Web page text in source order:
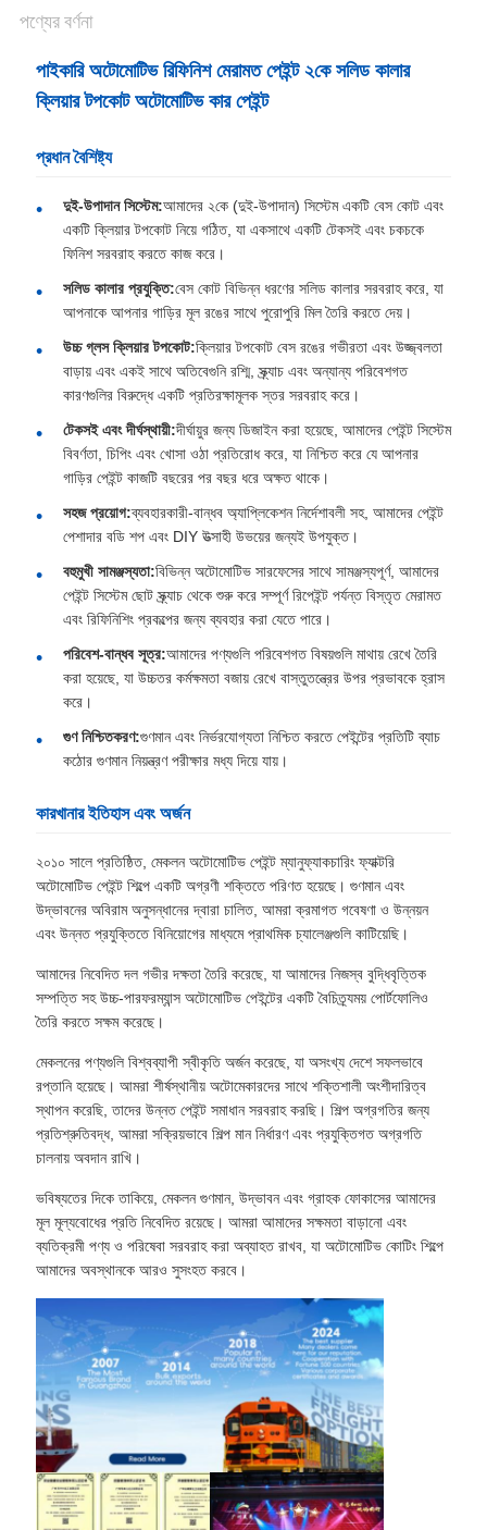
নীতি
পণ্যের বর্ণনা
পাইকারি অটোমোটিভ রিফিনিশ মেরামত পেইন্ট ২কে সলিড কালার
ক্লিয়ার টপকোট অটোমোটিভ কার পেইন্ট
প্রধান বৈশিষ্ট্য
দুই-উপাদান সিস্টেম:আমাদের ২কে (দুই-উপাদান) সিস্টেম একটি বেস কোট এবং
একটি ক্লিয়ার টপকোট নিয়ে গঠিত, যা একসাথে একটি টেকসই এবং চকচকে
ফিনিশ সরবরাহ করতে কাজ করে।
সলিড কালার প্রযুক্তি:বেস কোট বিভিন্ন ধরণের সলিড কালার সরবরাহ করে, যা
আপনাকে আপনার গাড়ির মূল রঙের সাথে পুরোপুরি মিল তৈরি করতে দেয়।
উচ্চ গ্লস ক্লিয়ার টপকোট:ক্লিয়ার টপকোট বেস রঙের গভীরতা এবং উজ্জ্বলতা
বাড়ায় এবং একই সাথে অতিবেগুনি রশ্মি, স্ক্র্যাচ এবং অন্যান্য পরিবেশগত
কারণগুলির বিরুদ্ধে একটি প্রতিরক্ষামূলক স্তর সরবরাহ করে।
টেকসই এবং দীর্ঘস্থায়ী:দীর্ঘায়ুর জন্য ডিজাইন করা হয়েছে, আমাদের পেইন্ট সিস্টেম
বিবর্ণতা, চিপিং এবং খোসা ওঠা প্রতিরোধ করে, যা নিশ্চিত করে যে আপনার
গাড়ির পেইন্ট কাজটি বছরের পর বছর ধরে অক্ষত থাকে।
সহজ প্রয়োগ:ব্যবহারকারী-বান্ধব অ্যাপ্লিকেশন নির্দেশাবলী সহ, আমাদের পেইন্ট
পেশাদার বডি শপ এবং DIY উত্সাহী উভয়ের জন্যই উপযুক্ত।
বহুমুখী সামঞ্জস্যতা:বিভিন্ন অটোমোটিভ সারফেসের সাথে সামঞ্জস্যপূর্ণ, আমাদের
পেইন্ট সিস্টেম ছোট স্ক্র্যাচ থেকে শুরু করে সম্পূর্ণ রিপেইন্ট পর্যন্ত বিস্তৃত মেরামত
এবং রিফিনিশিং প্রকল্পের জন্য ব্যবহার করা যেতে পারে।
পরিবেশ-বান্ধব সূত্র:আমাদের পণ্যগুলি পরিবেশগত বিষয়গুলি মাথায় রেখে তৈরি
করা হয়েছে, যা উচ্চতর কর্মক্ষমতা বজায় রেখে বাস্তুতন্ত্রের উপর প্রভাবকে হ্রাস
করে।
গুণ নিশ্চিতকরণ:গুণমান এবং নির্ভরযোগ্যতা নিশ্চিত করতে পেইন্টের প্রতিটি ব্যাচ
কঠোর গুণমান নিয়ন্ত্রণ পরীক্ষার মধ্য দিয়ে যায়।
কারখানার ইতিহাস এবং অর্জন
২০১০ সালে প্রতিষ্ঠিত, মেকলন অটোমোটিভ পেইন্ট ম্যানুফ্যাকচারিং ফ্যাক্টরি
অটোমোটিভ পেইন্ট শিল্পে একটি অগ্রণী শক্তিতে পরিণত হয়েছে। গুণমান এবং
উদ্ভাবনের অবিরাম অনুসন্ধানের দ্বারা চালিত, আমরা ক্রমাগত গবেষণা ও উন্নয়ন
এবং উন্নত প্রযুক্তিতে বিনিয়োগের মাধ্যমে প্রাথমিক চ্যালেঞ্জগুলি কাটিয়েছি।
আমাদের নিবেদিত দল গভীর দক্ষতা তৈরি করেছে, যা আমাদের নিজস্ব বুদ্ধিবৃত্তিক
সম্পত্তি সহ উচ্চ-পারফরম্যান্স অটোমোটিভ পেইন্টের একটি বৈচিত্র্যময় পোর্টফোলিও
তৈরি করতে সক্ষম করেছে।
মেকলনের পণ্যগুলি বিশ্বব্যাপী স্বীকৃতি অর্জন করেছে, যা অসংখ্য দেশে সফলভাবে
রপ্তানি হয়েছে। আমরা শীর্ষস্থানীয় অটোমেকারদের সাথে শক্তিশালী অংশীদারিত্ব
স্থাপন করেছি, তাদের উন্নত পেইন্ট সমাধান সরবরাহ করছি। শিল্প অগ্রগতির জন্য
প্রতিশ্রুতিবদ্ধ, আমরা সক্রিয়ভাবে শিল্প মান নির্ধারণ এবং প্রযুক্তিগত অগ্রগতি
চালনায় অবদান রাখি।
ভবিষ্যতের দিকে তাকিয়ে, মেকলন গুণমান, উদ্ভাবন এবং গ্রাহক ফোকাসের আমাদের
মূল মূল্যবোধের প্রতি নিবেদিত রয়েছে। আমরা আমাদের সক্ষমতা বাড়ানো এবং
ব্যতিক্রমী পণ্য ও পরিষেবা সরবরাহ করা অব্যাহত রাখব, যা অটোমোটিভ কোটিং শিল্পে
আমাদের অবস্থানকে আরও সুসংহত করবে।